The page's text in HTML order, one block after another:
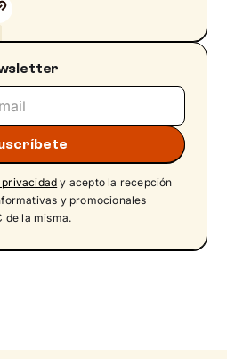
y acepto la recepción
y promocionales
de la misma.